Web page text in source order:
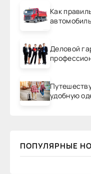
Как
Деловой
удобную
ПОПУЛЯРНЫЕ